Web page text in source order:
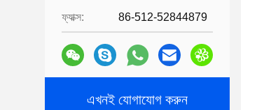
ফ্যাক্স: 86-512-52844879
এখনই যোগাযোগ করুন